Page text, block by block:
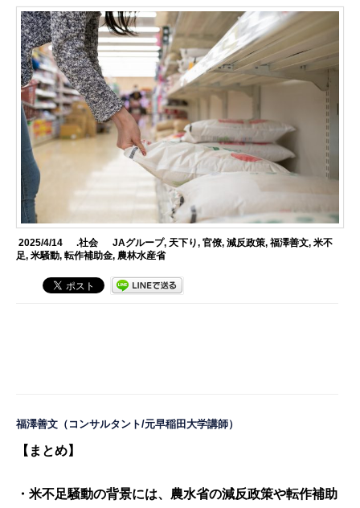
2025/4/14 .社会 JAグループ, 天下り, 官僚, 減反政策, 福澤善文, 米不
足,米騒動,転作補助金, 農林水産省
福澤善文 （コンサルタント/元早稲田大学講師）
【まとめ】
・米不足騒動の背景には、農水省の減反政策や転作補助